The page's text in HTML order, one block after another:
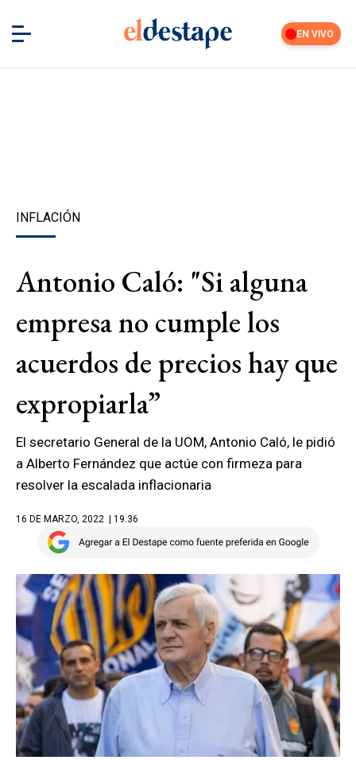
EN VIVO
INFLACIÓN
Antonio Caló: "Si alguna
empresa no cumple los
acuerdos de precios hay que
expropiarla”
El secretario General de la UOM, Antonio Caló, le pidió
a Alberto Fernández que actúe con firmeza para
resolver la escalada inflacionaria
16 DE MARZO, 2022 | 19.36